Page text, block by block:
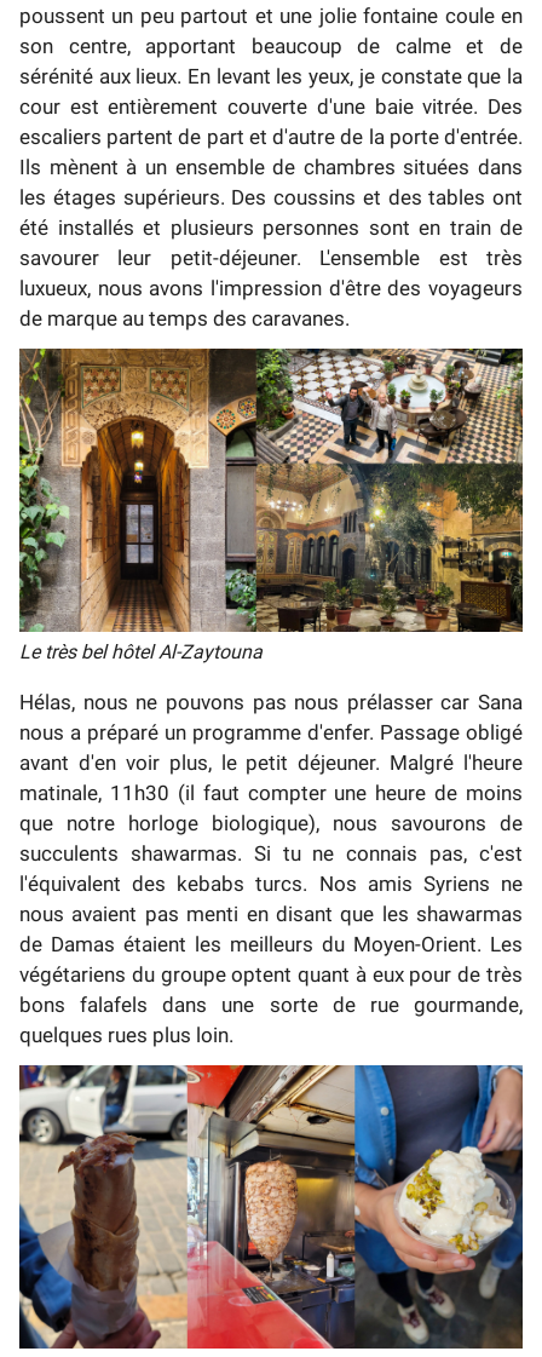
poussent un peu partout et une jolie fontaine coule en
son centre, apportant beaucoup de calme et de
sérénité aux lieux. En levant les yeux, je constate que la
cour est entièrement couverte d'une baie vitrée. Des
escaliers partent de part et d'autre de la porte d'entrée.
Ils mènent à un ensemble de chambres situées dans
les étages supérieurs. Des coussins et des tables ont
été installés et plusieurs personnes sont en train de
savourer leur petit-déjeuner. L'ensemble est très
luxueux, nous avons l'impression d'être des voyageurs
de marque au temps des caravanes.
Le très bel hôtel Al-Zaytouna
Hélas, nous ne pouvons pas nous prélasser car Sana
nous a préparé un programme d'enfer. Passage obligé
avant d'en voir plus, le petit déjeuner. Malgré l'heure
matinale, 11h30 (il faut compter une heure de moins
que notre horloge biologique), nous savourons de
succulents shawarmas. Si tu ne connais pas, c'est
l'équivalent des kebabs turcs. Nos amis Syriens ne
nous avaient pas menti en disant que les shawarmas
de Damas étaient les meilleurs du Moyen-Orient. Les
végétariens du groupe optent quant à eux pour de très
bons falafels dans une sorte de rue gourmande,
quelques rues plus loin.